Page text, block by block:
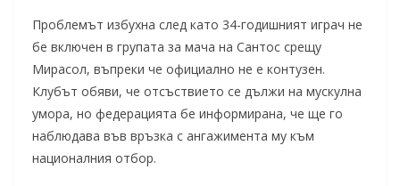
Проблемът избухна след като 34-годишният играч не
бе включен в групата за мача на Сантос срещу
Мирасол, въпреки че официално не е контузен.
Клубът обяви, че отсъствието се дължи на мускулна
умора, но федерацията бе информирана, че ще го
наблюдава във връзка с ангажимента му към
националния отбор.